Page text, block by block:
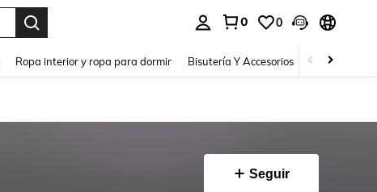
0 0
Ropa interior y ropa para dormir Bisutería Y Accesorios Zapatos
Seguir